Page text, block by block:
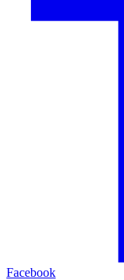
Facebook